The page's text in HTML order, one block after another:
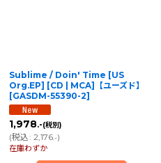
Sublime / Doin' Time [US
Org.EP] [CD | MCA]【ユーズド】
[GASDM-55390-2]
1,978.-(税別)
(税込: 2,176.-)
在庫わずか